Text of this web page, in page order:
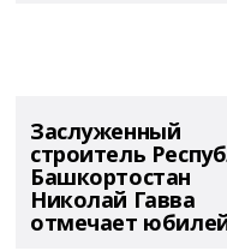
Заслуженный
строитель
Башкортостан
Николай Гавва
отмечает